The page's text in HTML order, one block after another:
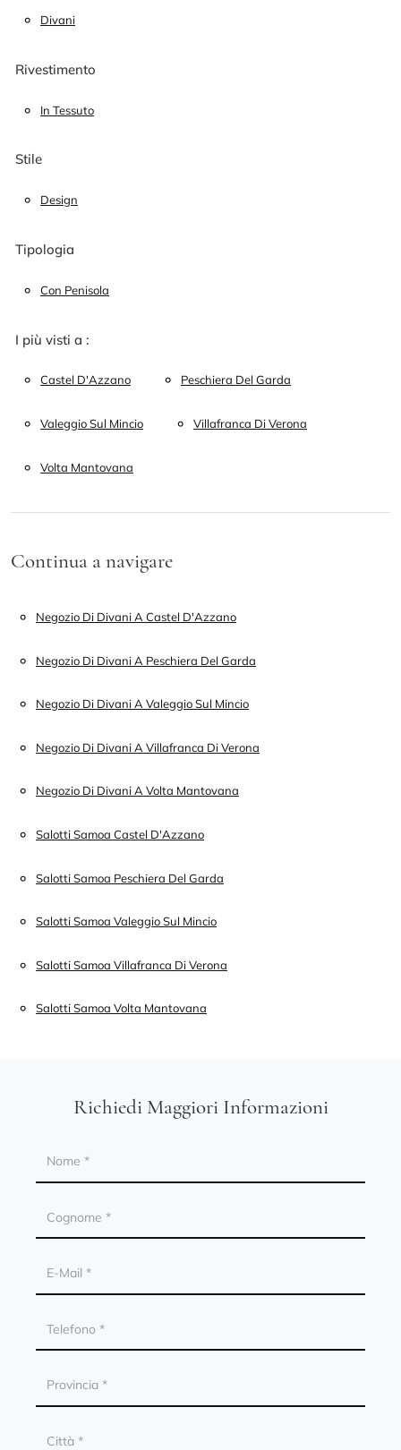
Divani
Rivestimento
In Tessuto
Stile
Design
Tipologia
Con Penisola
I più visti a :
Castel D'Azzano Peschiera Del Garda
Valeggio Sul Mincio Villafranca Di Verona
Volta Mantovana
Continua a navigare
Negozio Di Divani A Castel D'Azzano
Negozio Di Divani A Peschiera Del Garda
Negozio Di Divani A Valeggio Sul Mincio
Negozio Di Divani A Villafranca Di Verona
Negozio Di Divani A Volta Mantovana
Salotti Samoa Castel D'Azzano
Salotti Samoa Peschiera Del Garda
Salotti Samoa Valeggio Sul Mincio
Salotti Samoa Villafranca Di Verona
Salotti Samoa Volta Mantovana
Richiedi Maggiori Informazioni